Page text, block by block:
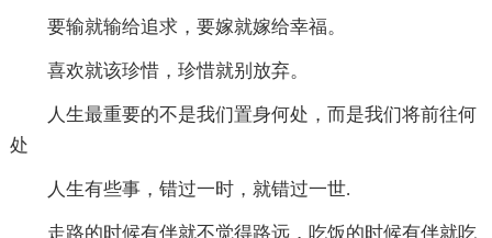
要输就输给追求，要嫁就嫁给幸福。
喜欢就该珍惜，珍惜就别放弃。
人生最重要的不是我们置身何处，而是我们将前往何
处
人生有些事，错过一时，就错过一世.
走路的时候有伴就不觉得路远，吃饭的时候有伴就吃